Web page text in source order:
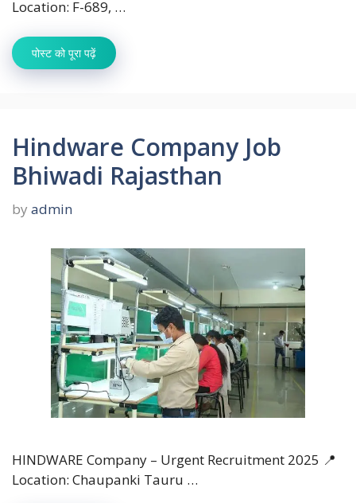
Location: F-689, …
पोस्ट को पूरा पढ़ें
Hindware Company Job
Bhiwadi Rajasthan
by admin
HINDWARE Company – Urgent Recruitment 2025 📍
Location: Chaupanki Tauru …